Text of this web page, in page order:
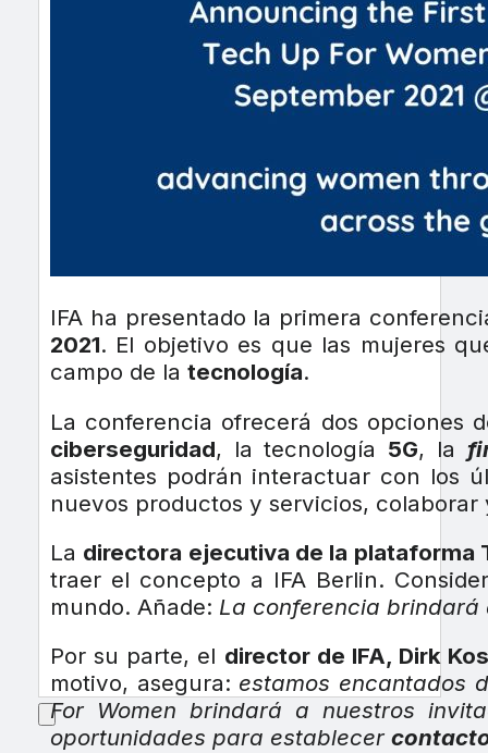
IFA ha presentado la primera
2021. El objetivo es que las mujeres
campo de la tecnología.
La conferencia ofrecerá dos opciones
ciberseguridad, la tecnología 5G, la
asistentes podrán interactuar con los
nuevos productos y servicios,
La directora ejecutiva de la plataforma
traer el concepto a IFA Berlin.
mundo. Añade: La conferencia
Por su parte, el director de IFA, Dirk
motivo, asegura: estamos encantados
For Women brindará a nuestros
oportunidades para establecer